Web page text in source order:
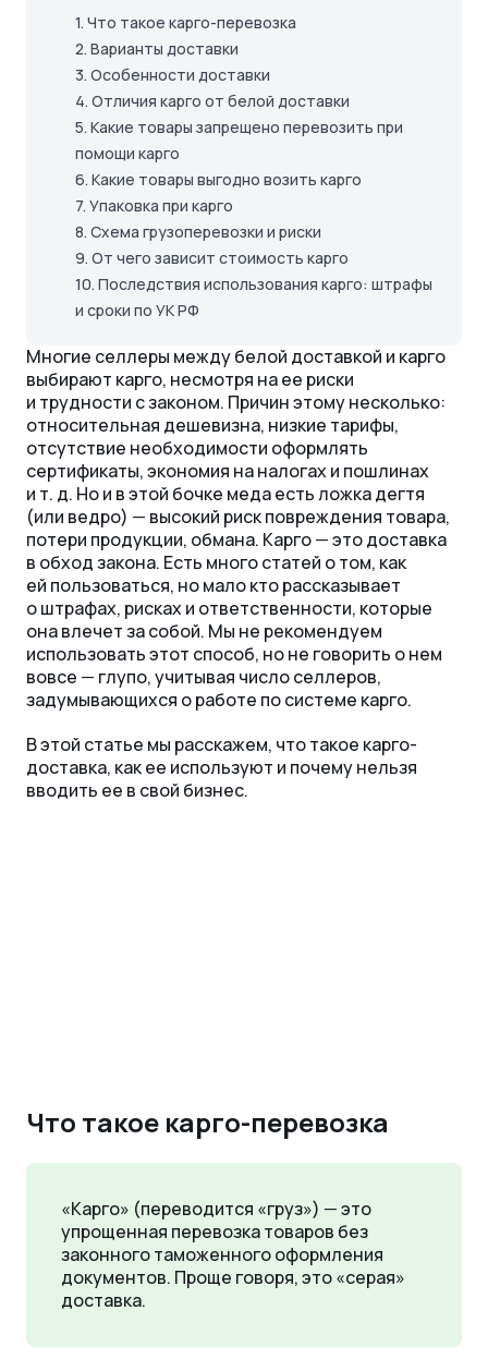
1. Что такое карго-перевозка
2. Варианты доставки
3. Особенности доставки
4. Отличия карго от белой доставки
5. Какие товары запрещено перевозить при
помощи карго
6. Какие товары выгодно возить карго
7. Упаковка при карго
8. Схема грузоперевозки и риски
9. От чего зависит стоимость карго
10. Последствия использования карго: штрафы
и сроки по УК РФ
Многие селлеры между белой доставкой и карго
выбирают карго, несмотря на ее риски
и трудности с законом. Причин этому несколько:
относительная дешевизна, низкие тарифы,
отсутствие необходимости оформлять
сертификаты, экономия на налогах и пошлинах
и т. д. Но и в этой бочке меда есть ложка дегтя
(или ведро) — высокий риск повреждения товара,
потери продукции, обмана. Карго—это доставка
в обход закона. Есть много статей о том, как
ей пользоваться, но мало кто рассказывает
о штрафах, рисках и ответственности, которые
она влечет за собой. Мы не рекомендуем
использовать этот способ, но не говорить о нем
вовсе — глупо, учитывая число селлеров,
задумывающихся о работе по системе карго.
В этой статье мы расскажем, что такое карго-
доставка, как ее используют и почему нельзя
вводить ее в свой бизнес.
Что такое карго-перевозка
«Карго» (переводится «груз») —это
упрощенная перевозка товаров без
законного таможенного оформления
документов. Проще говоря, это «серая»
доставка.